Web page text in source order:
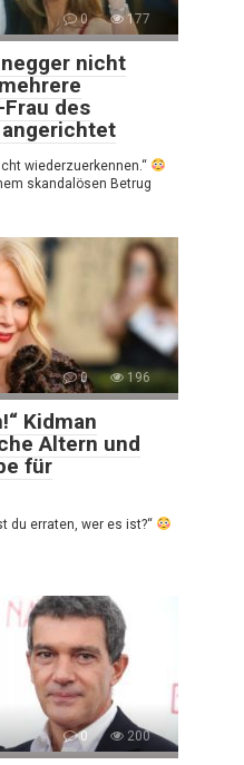
0 177
nicht
des
wiederzuerkennen.“
skandalösen Betrug
0 196
Kidman
Altern und
für
du erraten, wer es ist?“
0 200